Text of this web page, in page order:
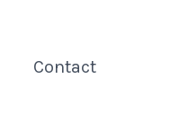
Contact